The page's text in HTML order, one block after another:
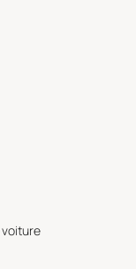
voiture